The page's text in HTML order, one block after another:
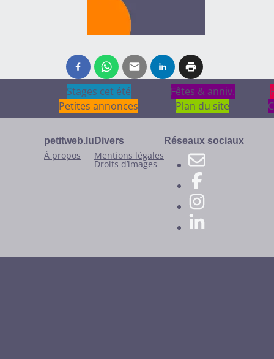
Stages cet été
Stages cet été Fêtes & anniv.
Fêtes & anniv.
Petites annonces
Plan du site
petitweb.lu
À propos
Divers
Mentions légales
Droits d’images
Réseaux sociaux